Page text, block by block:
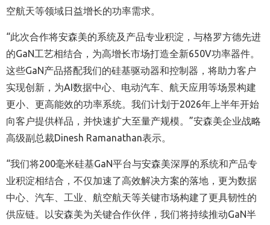
空航天等领域日益增长的功率需求。
“此次合作将安森美的系统及产品专业积淀，与格罗方德先进
的GaN工艺相结合，为高增长市场打造全新650V功率器件。
这些GaN产品搭配我们的硅基驱动器和控制器，将助力客户
实现创新，为AI数据中心、电动汽车、航天应用等场景构建
更小、更高能效的功率系统。我们计划于2026年上半年开始
向客户提供样品，并快速扩大至量产规模。”安森美企业战略
高级副总裁Dinesh Ramanathan表示。
“我们将200毫米硅基GaN平台与安森美深厚的系统和产品专
业积淀相结合，不仅加速了高效解决方案的落地，更为数据
中心、汽车、工业、航空航天等关键市场构建了更具韧性的
供应链。以安森美为关键合作伙伴，我们将持续推动GaN半